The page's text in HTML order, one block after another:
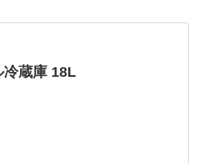
冷蔵庫 18L